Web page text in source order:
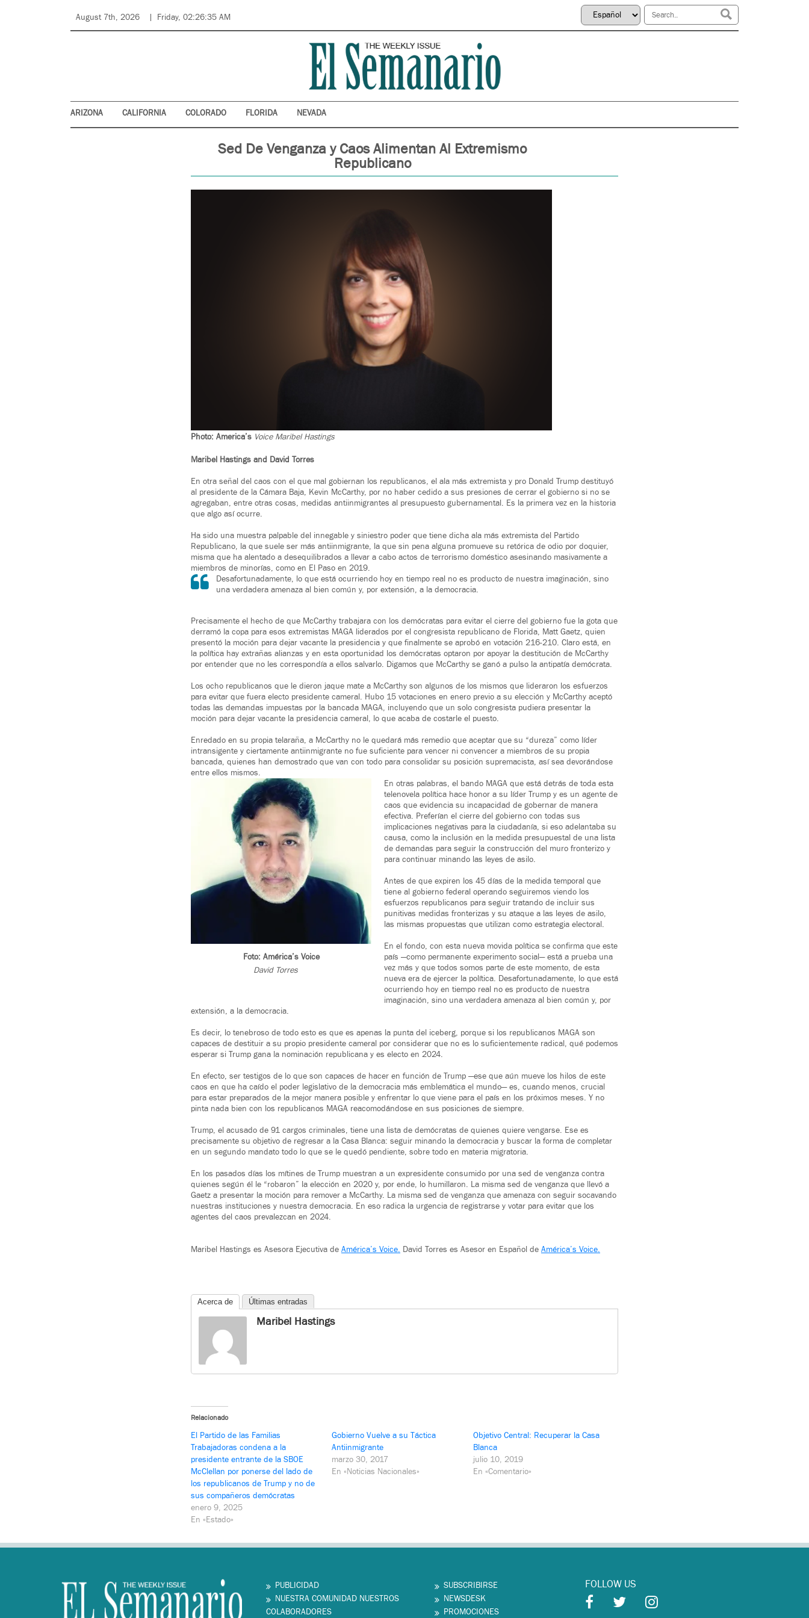
August 7th, 2026 Friday, 02:26:35 AM
ARIZONA CALIFORNIA COLORADO FLORIDA NEVADA
Sed De Venganza y Caos Alimentan Al Extremismo
Republicano
Photo: America’s Voice Maribel Hastings
Maribel Hastings and David Torres
En otra señal del caos con el que mal gobiernan los republicanos, el ala más extremista y pro Donald Trump destituyó
al presidente de la Cámara Baja, Kevin McCarthy, por no haber cedido a sus presiones de cerrar el gobierno si no se
agregaban, entre otras cosas, medidas antiinmigrantes al presupuesto gubernamental. Es la primera vez en la historia
que algo así ocurre.
Ha sido una muestra palpable del innegable y siniestro poder que tiene dicha ala más extremista del Partido
Republicano, la que suele ser más antiinmigrante, la que sin pena alguna promueve su retórica de odio por doquier,
misma que ha alentado a desequilibrados a llevar a cabo actos de terrorismo doméstico asesinando masivamente a
miembros de minorías, como en El Paso en 2019.
Desafortunadamente, lo que está ocurriendo hoy en tiempo real no es producto de nuestra imaginación, sino
una verdadera amenaza al bien común y, por extensión, a la democracia.
Precisamente el hecho de que McCarthy trabajara con los demócratas para evitar el cierre del gobierno fue la gota que
derramó la copa para esos extremistas MAGA liderados por el congresista republicano de Florida, Matt Gaetz, quien
presentó la moción para dejar vacante la presidencia y que finalmente se aprobó en votación 216-210. Claro está, en
la política hay extrañas alianzas y en esta oportunidad los demócratas optaron por apoyar la destitución de McCarthy
por entender que no les correspondía a ellos salvarlo. Digamos que McCarthy se ganó a pulso la antipatía demócrata.
Los ocho republicanos que le dieron jaque mate a McCarthy son algunos de los mismos que lideraron los esfuerzos
para evitar que fuera electo presidente cameral. Hubo 15 votaciones en enero previo a su elección y McCarthy aceptó
todas las demandas impuestas por la bancada MAGA, incluyendo que un solo congresista pudiera presentar la
moción para dejar vacante la presidencia cameral, lo que acaba de costarle el puesto.
Enredado en su propia telaraña, a McCarthy no le quedará más remedio que aceptar que su “dureza” como líder
intransigente y ciertamente antiinmigrante no fue suficiente para vencer ni convencer a miembros de su propia
bancada, quienes han demostrado que van con todo para consolidar su posición supremacista, así sea devorándose
entre ellos mismos.
Foto: América’s Voice
David Torres
En otras palabras, el bando MAGA que está detrás de toda esta
telenovela política hace honor a su líder Trump y es un agente de
caos que evidencia su incapacidad de gobernar de manera
efectiva. Preferían el cierre del gobierno con todas sus
implicaciones negativas para la ciudadanía, si eso adelantaba su
causa, como la inclusión en la medida presupuestal de una lista
de demandas para seguir la construcción del muro fronterizo y
para continuar minando las leyes de asilo.
Antes de que expiren los 45 días de la medida temporal que
tiene al gobierno federal operando seguiremos viendo los
esfuerzos republicanos para seguir tratando de incluir sus
punitivas medidas fronterizas y su ataque a las leyes de asilo,
las mismas propuestas que utilizan como estrategia electoral.
En el fondo, con esta nueva movida política se confirma que este
país —como permanente experimento social— está a prueba una
vez más y que todos somos parte de este momento, de esta
nueva era de ejercer la política. Desafortunadamente, lo que está
ocurriendo hoy en tiempo real no es producto de nuestra
imaginación, sino una verdadera amenaza al bien común y, por
extensión, a la democracia.
Es decir, lo tenebroso de todo esto es que es apenas la punta del iceberg, porque si los republicanos MAGA son
capaces de destituir a su propio presidente cameral por considerar que no es lo suficientemente radical, qué podemos
esperar si Trump gana la nominación republicana y es electo en 2024.
En efecto, ser testigos de lo que son capaces de hacer en función de Trump —ese que aún mueve los hilos de este
caos en que ha caído el poder legislativo de la democracia más emblemática el mundo— es, cuando menos, crucial
para estar preparados de la mejor manera posible y enfrentar lo que viene para el país en los próximos meses. Y no
pinta nada bien con los republicanos MAGA reacomodándose en sus posiciones de siempre.
Trump, el acusado de 91 cargos criminales, tiene una lista de demócratas de quienes quiere vengarse. Ese es
precisamente su objetivo de regresar a la Casa Blanca: seguir minando la democracia y buscar la forma de completar
en un segundo mandato todo lo que se le quedó pendiente, sobre todo en materia migratoria.
En los pasados días los mítines de Trump muestran a un expresidente consumido por una sed de venganza contra
quienes según él le “robaron” la elección en 2020 y, por ende, lo humillaron. La misma sed de venganza que llevó a
Gaetz a presentar la moción para remover a McCarthy. La misma sed de venganza que amenaza con seguir socavando
nuestras instituciones y nuestra democracia. En eso radica la urgencia de registrarse y votar para evitar que los
agentes del caos prevalezcan en 2024.
Maribel Hastings es Asesora Ejecutiva de América’s Voice. David Torres es Asesor en Español de América’s Voice.
Acerca de Últimas entradas
Maribel Hastings
Relacionado
El Partido de las Familias
Trabajadoras condena a la
presidente entrante de la SBOE
McClellan por ponerse del lado de
los republicanos de Trump y no de
sus compañeros demócratas
enero 9, 2025
En «Estado»
Gobierno Vuelve a su Táctica
Antiinmigrante
marzo 30, 2017
En «Noticias Nacionales»
Objetivo Central: Recuperar la Casa
Blanca
julio 10, 2019
En «Comentario»
PUBLICIDAD
NUESTRA COMUNIDAD NUESTROS
COLABORADORES
SUBSCRIBIRSE
NEWSDESK
PROMOCIONES
FOLLOW US